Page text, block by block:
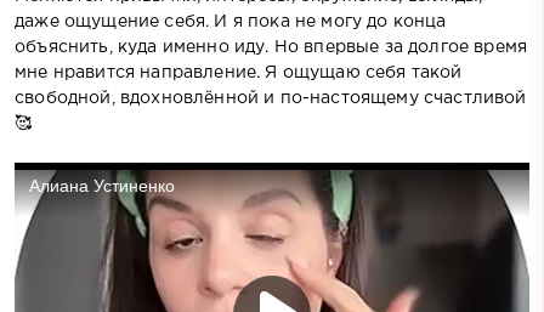
даже ощущение себя. И я пока не могу до конца
объяснить, куда именно иду. Но впервые за долгое время
мне нравится направление. Я ощущаю себя такой
свободной, вдохновлённой и по-настоящему счастливой
🥰